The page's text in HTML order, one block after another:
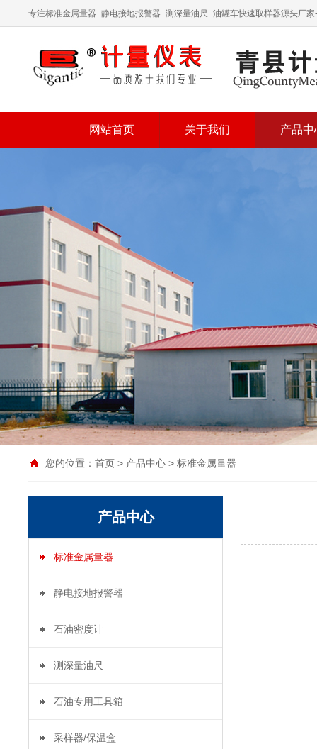
专注标准金属量器_静电接地报警器_测深量油尺_油罐车快速取样器源头厂
网站首页 关于我们 产品中
您的位置： 首页 > 产品中心 > 标准金属量器
产品中心
标准金属量器
静电接地报警器
石油密度计
测深量油尺
石油专用工具箱
采样器/保温盒